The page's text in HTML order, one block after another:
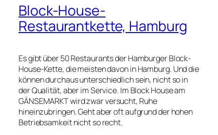
Block-House-
Restaurantkette, Hamburg
Es gibt über 50 Restaurants der Hamburger Block-
House-Kette, die meisten davon in Hamburg. Und die
können durchaus unterschiedlich sein, nicht so in
der Qualität, aber im Service. Im Block House am
GÄNSEMARKT wird zwar versucht, Ruhe
hineinzubringen. Geht aber oft aufgrund der hohen
Betriebsamkeit nicht so recht.